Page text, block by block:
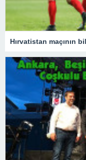
Hırvatistan maçının